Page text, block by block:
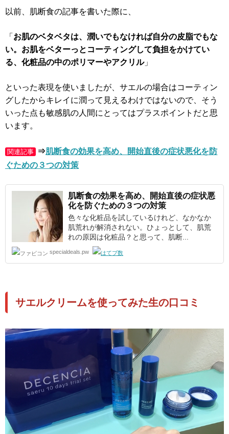
以前、肌断食の記事を書いた際に、
「 お肌のベタベタは、潤いでもなければ自分の皮脂でもな
い。お肌をベターっとコーティングして負担をかけてい
る、化粧品の中のポリマーやアクリル」
といった表現を使いましたが、サエルの場合はコーティン
グしたからキレイに潤って見えるわけではないので、そう
いった点も敏感肌の人間にとってはプラスポイントだと思
います。
関連記事 ⇒肌断食の効果を高め、開始直後の症状悪化を防
ぐための３つの対策
肌断食の効果を高め、開始直後の症状悪
化を防ぐための３つの対策
色々な化粧品を試しているけれど、なかなか
肌荒れが解消されない。ひょっとして、肌荒
れの原因は化粧品？と思って、肌断...
specialdeals.pw
サエルクリームを使ってみた生の口コミ